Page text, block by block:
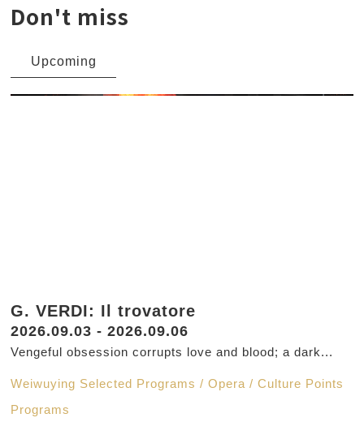
Don't miss
Upcoming
G. VERDI: Il trovatore
2026.09.03 - 2026.09.06
Vengeful obsession corrupts love and blood; a dark...
Weiwuying Selected Programs / Opera / Culture Points
Programs